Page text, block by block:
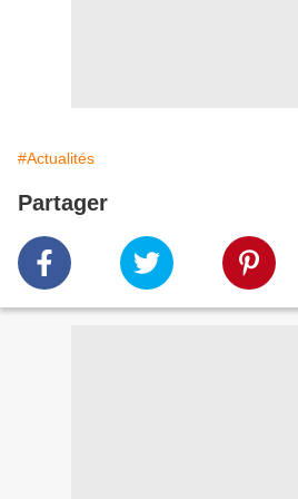
#Actualités
Partager